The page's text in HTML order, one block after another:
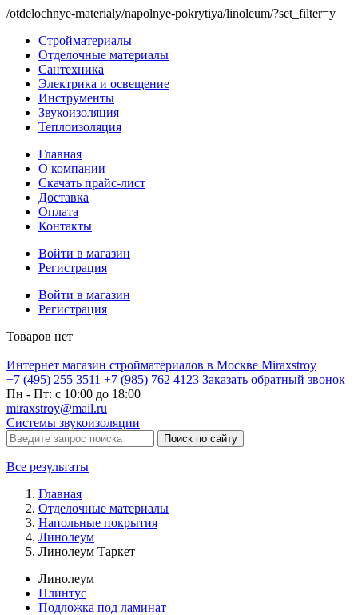
/otdelochnye-materialy/napolnye-pokrytiya/linoleum/?set_filter=y
Стройматериалы
Отделочные материалы
Сантехника
Электрика и освещение
Инструменты
Звукоизоляция
Теплоизоляция
Главная
О компании
Скачать прайс-лист
Доставка
Оплата
Контакты
Войти в магазин
Регистрация
Войти в магазин
Регистрация
Товаров нет
Интернет магазин стройматериалов в Москве Miraxstroy
+7 (495) 255 3511 +7 (985) 762 4123 Заказать обратный звонок
Пн - Пт: с 10:00 до 18:00
miraxstroy@mail.ru
Системы звукоизоляции
Поиск по сайту
Все результаты
Главная
Отделочные материалы
Напольные покрытия
Линолеум
Линолеум Таркет
Линолеум
Плинтус
Подложка под ламинат